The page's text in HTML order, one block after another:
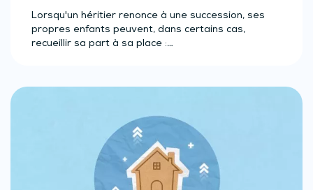
Lorsqu'un héritier renonce à une succession, ses
propres enfants peuvent, dans certains cas,
recueillir sa part à sa place :…